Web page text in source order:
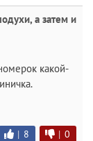
а затем и
какой-
| 8 | 0